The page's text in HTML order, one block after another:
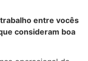
trabalho entre vocês
consideram boa